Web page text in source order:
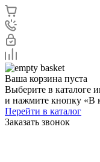
Ваша корзина пуста
Выберите в каталоге
и нажмите кнопку «В
Перейти в каталог
Заказать звонок